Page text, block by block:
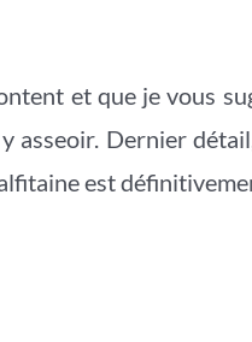
et que je vous
asseoir. Dernier
est